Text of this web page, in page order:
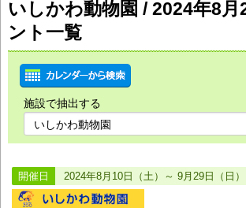
いしかわ動物園 / 2024年8
ント一覧
施設で抽出する
開催日 2024年8月10日（土）～ 9月29日（日）